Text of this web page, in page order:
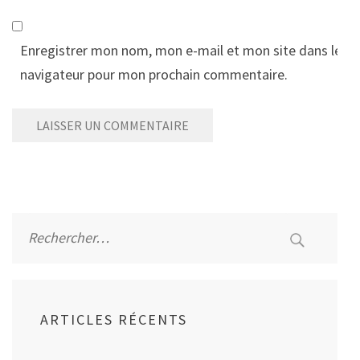
Enregistrer mon nom, mon e-mail et mon site dans le
navigateur pour mon prochain commentaire.
ARTICLES RÉCENTS